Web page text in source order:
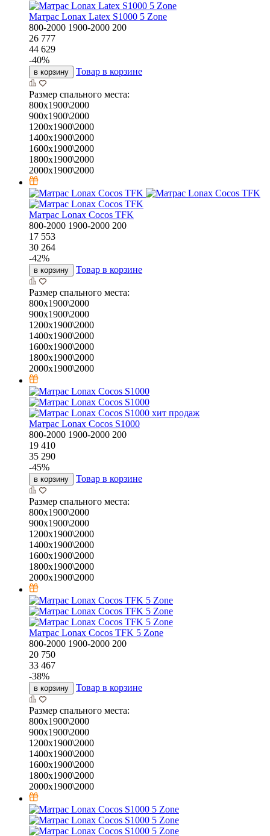
Матрас Lonax Latex S1000 5 Zone
800-2000 1900-2000 200
26 777
44 629
-40%
в корзину Товар в корзине
Размер спального места:
800х1900\2000
900х1900\2000
1200х1900\2000
1400х1900\2000
1600х1900\2000
1800х1900\2000
2000х1900\2000
Матрас Lonax Cocos TFK
800-2000 1900-2000 200
17 553
30 264
-42%
в корзину Товар в корзине
Размер спального места:
800х1900\2000
900х1900\2000
1200х1900\2000
1400х1900\2000
1600х1900\2000
1800х1900\2000
2000х1900\2000
хит продаж
Матрас Lonax Cocos S1000
800-2000 1900-2000 200
19 410
35 290
-45%
в корзину Товар в корзине
Размер спального места:
800х1900\2000
900х1900\2000
1200х1900\2000
1400х1900\2000
1600х1900\2000
1800х1900\2000
2000х1900\2000
Матрас Lonax Cocos TFK 5 Zone
800-2000 1900-2000 200
20 750
33 467
-38%
в корзину Товар в корзине
Размер спального места:
800х1900\2000
900х1900\2000
1200х1900\2000
1400х1900\2000
1600х1900\2000
1800х1900\2000
2000х1900\2000